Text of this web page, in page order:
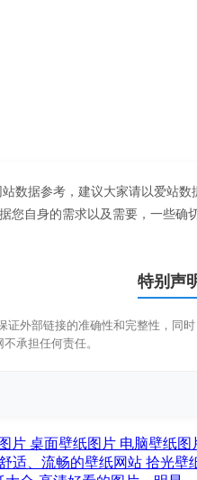
数据参考，建议大家请以爱站
自身的需求以及需要，一些
特别声
外部链接的准确性和完整性，
承担任何责任。
片 桌面壁纸图片 电脑壁纸图
拾光壁